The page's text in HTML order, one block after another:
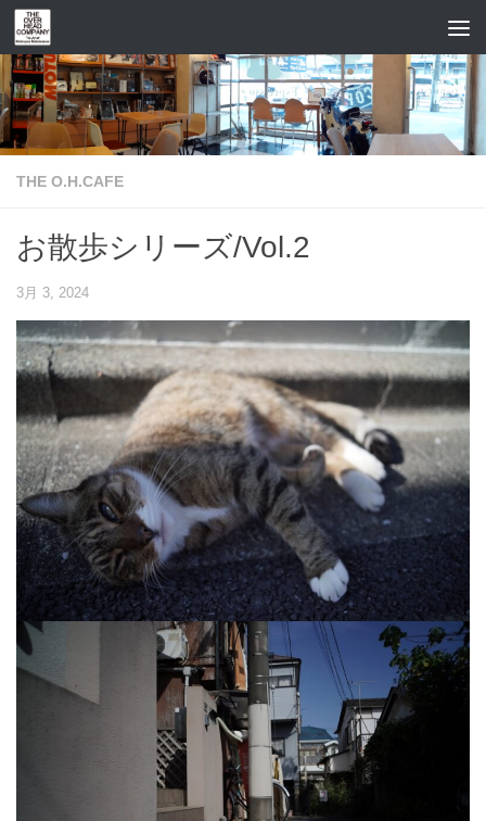
コンテンツへスキップ
THE O.H.CAFE
お散歩シリーズ/Vol.2
3月 3, 2024